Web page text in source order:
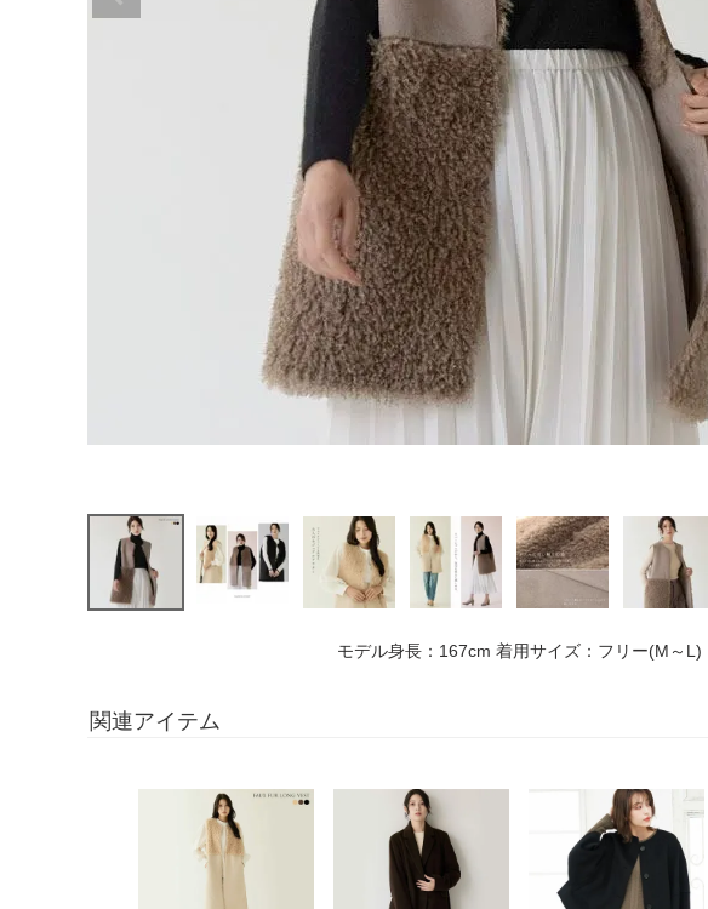
モデル身長：167cm 着用サイズ：フリー(M～L)
関連アイテム